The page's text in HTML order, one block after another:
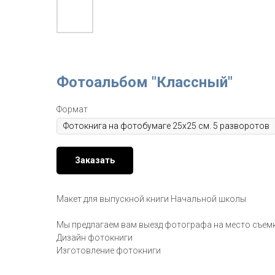
Фотоальбом "Классный"
Формат
Заказать
Макет для выпускной книги Начальной школы
Мы предлагаем вам выезд фотографа на место
Дизайн фотокниги
Изготовление фотокниги